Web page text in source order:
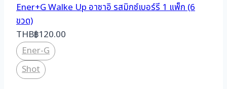
Ener+G Walke Up อาซาอิ รสมิกซ์เบอร์รี 1 แพ็ก (6
ขวด)
THB฿120.00
Ener-G
Shot